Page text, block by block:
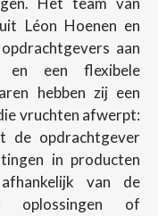
Léon Hoenen en
aan
en een flexibele
hebben zij een
vruchten afwerpt:
de opdrachtgever
in producten
van de
oplossingen of